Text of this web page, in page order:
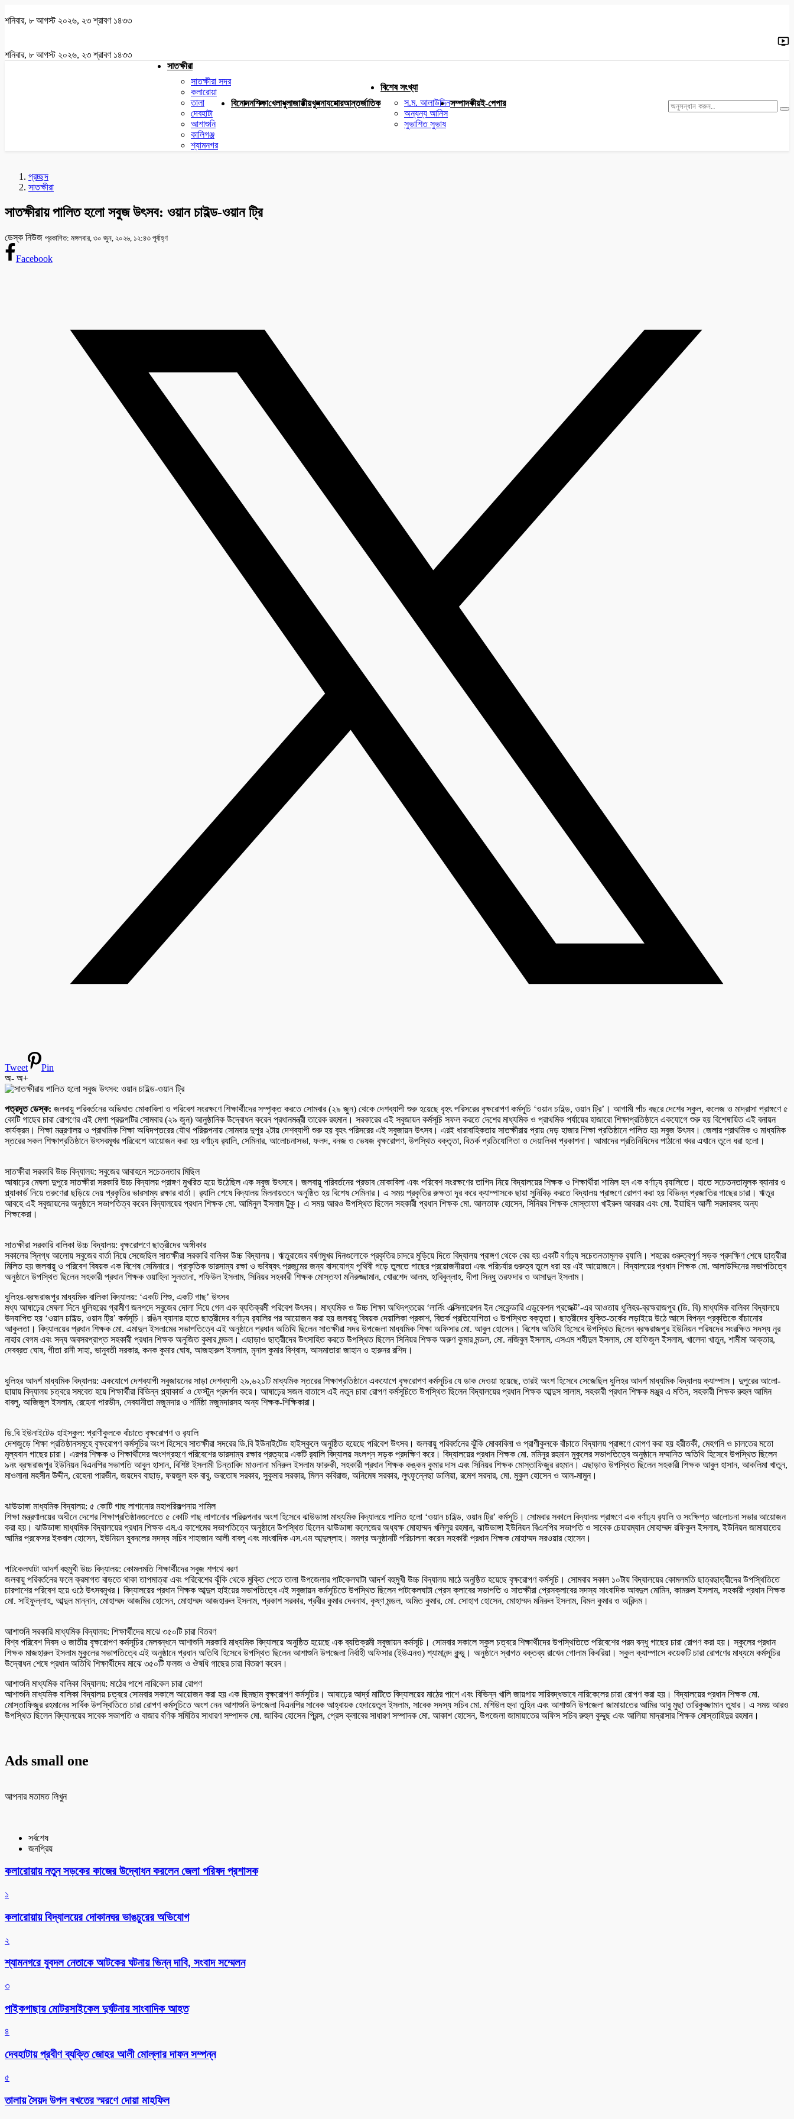
শনিবার, ৮ আগস্ট ২০২৬, ২৩ শ্রাবণ ১৪৩৩
শনিবার, ৮ আগস্ট ২০২৬, ২৩ শ্রাবণ ১৪৩৩
সাতক্ষীরা
সাতক্ষীরা সদর
কলারোয়া
তালা
দেবহাটা
আশাশুনি
কালিগঞ্জ
শ্যামনগর
বিনোদনশিক্ষাখেলাধুলাজাতীয়খুলনাযশোরআন্তর্জাতিক
বিশেষ সংখ্যা
স.ম. আলাউদ্দিন
অন্যন্য আনিস
সুভাশিত সুভাষ
সম্পাদকীয়ই-পেপার
প্রচ্ছদ
সাতক্ষীরা
সাতক্ষীরায় পালিত হলো সবুজ উৎসব: ওয়ান চাইল্ড-ওয়ান ট্রি
ডেস্ক নিউজ প্রকাশিত: মঙ্গলবার, ৩০ জুন, ২০২৬, ১২:৪৩ পূর্বাহ্ণ
Facebook
Tweet
Pin
অ- অ+
পত্রদূত ডেস্ক: জলবায়ু পরিবর্তনের অভিঘাত মোকাবিলা ও পরিবেশ সংরক্ষণে শিক্ষার্থীদের সম্পৃক্ত করতে সোমবার (২৯ জুন) থেকে দেশব্যাপী শুরু হয়েছে বৃহৎ পরিসরের বৃক্ষরোপণ কর্মসূচি ‘ওয়ান চাইল্ড, ওয়ান ট্রি’। আগামী পাঁচ বছরে দেশের স্কুল, কলেজ ও মাদ্রাসা প্রাঙ্গণে ৫
কোটি গাছের চারা রোপণের এই মেগা প্রকল্পটির সোমবার (২৯ জুন) আনুষ্ঠানিক উদ্বোধন করেন প্রধানমন্ত্রী তারেক রহমান। সরকারের এই সবুজায়ন কর্মসূচি সফল করতে দেশের মাধ্যমিক ও প্রাথমিক পর্যায়ের হাজারো শিক্ষাপ্রতিষ্ঠানে একযোগে শুরু হয় বিশেষায়িত এই বনায়ন
কার্যক্রম। শিক্ষা মন্ত্রণালয় ও প্রাথমিক শিক্ষা অধিদপ্তরের যৌথ পরিকল্পনায় সোমবার দুপুর ২টায় দেশব্যাপী শুরু হয় বৃহৎ পরিসরের এই সবুজায়ন উৎসব। এরই ধারাবাহিকতায় সাতক্ষীরায় প্রায় দেড় হাজার শিক্ষা প্রতিষ্ঠানে পালিত হয় সবুজ উৎসব। জেলার প্রাথমিক ও মাধ্যমিক
স্তরের সকল শিক্ষাপ্রতিষ্ঠানে উৎসবমূখর পরিবেশে আয়োজন করা হয় বর্ণাঢ্য র‌্যালি, সেমিনার, আলোচনাসভা, ফলদ, বনজ ও ভেষজ বৃক্ষরোপণ, উপস্থিত বক্তৃতা, বিতর্ক প্রতিযোগিতা ও দেয়ালিকা প্রকাশনা। আমাদের প্রতিনিধিদের পাঠানো খবর এখানে তুলে ধরা হলো।
সাতক্ষীরা সরকারি উচ্চ বিদ্যালয়: সবুজের আবাহনে সচেতনতার মিছিল
আষাঢ়ের মেঘলা দুপুরে সাতক্ষীরা সরকারি উচ্চ বিদ্যালয় প্রাঙ্গণ মুখরিত হয়ে উঠেছিল এক সবুজ উৎসবে। জলবায়ু পরিবর্তনের প্রভাব মোকাবিলা এবং পরিবেশ সংরক্ষণের তাগিদ নিয়ে বিদ্যালয়ের শিক্ষক ও শিক্ষার্থীরা শামিল হন এক বর্ণাঢ্য র‌্যালিতে। হাতে সচেতনতামূলক ব্যানার ও
প্ল্যাকার্ড নিয়ে তরুণেরা ছড়িয়ে দেয় প্রকৃতির ভারসাম্য রক্ষার বার্তা। র‌্যালি শেষে বিদ্যালয় মিলনায়তনে অনুষ্ঠিত হয় বিশেষ সেমিনার। এ সময় প্রকৃতির রুক্ষতা দূর করে ক্যাম্পাসকে ছায়া সুনিবিড় করতে বিদ্যালয় প্রাঙ্গণে রোপণ করা হয় বিভিন্ন প্রজাতির গাছের চারা। ঋতুর
আবহে এই সবুজায়নের অনুষ্ঠানে সভাপতিত্ব করেন বিদ্যালয়ের প্রধান শিক্ষক মো. আমিনুল ইসলাম টুকু। এ সময় আরও উপস্থিত ছিলেন সহকারী প্রধান শিক্ষক মো. আলতাফ হোসেন, সিনিয়র শিক্ষক মোস্তাফা খাইরুল আবরার এবং মো. ইয়াছিন আলী সরদারসহ অন্য
শিক্ষকেরা।
সাতক্ষীরা সরকারি বালিকা উচ্চ বিদ্যালয়: বৃক্ষরোপণে ছাত্রীদের অঙ্গীকার
সকালের স্নিগ্ধ আলোয় সবুজের বার্তা নিয়ে সেজেছিল সাতক্ষীরা সরকারি বালিকা উচ্চ বিদ্যালয়। ঋতুরাজের বর্ষণমুখর দিনগুলোকে প্রকৃতির চাদরে মুড়িয়ে দিতে বিদ্যালয় প্রাঙ্গণ থেকে বের হয় একটি বর্ণাঢ্য সচেতনতামূলক র‌্যালি। শহরের গুরুত্বপূর্ণ সড়ক প্রদক্ষিণ শেষে ছাত্রীরা
মিলিত হয় জলবায়ু ও পরিবেশ বিষয়ক এক বিশেষ সেমিনারে। প্রাকৃতিক ভারসাম্য রক্ষা ও ভবিষ্যৎ প্রজন্মের জন্য বাসযোগ্য পৃথিবী গড়ে তুলতে গাছের প্রয়োজনীয়তা এবং পরিচর্যার গুরুত্ব তুলে ধরা হয় এই আয়োজনে। বিদ্যালয়ের প্রধান শিক্ষক মো. আলাউদ্দিনের সভাপতিত্বে
অনুষ্ঠানে উপস্থিত ছিলেন সহকারী প্রধান শিক্ষক ওয়াহিদা সুলতানা, শফিউল ইসলাম, সিনিয়র সহকারী শিক্ষক মোস্তফা মনিরুজ্জামান, খোরশেদ আলম, হাবিবুল্লাহ, দীপা সিন্ধু তরফদার ও আসাদুল ইসলাম।
ধুলিহর-ব্রহ্মরাজপুর মাধ্যমিক বালিকা বিদ্যালয়: ‘একটি শিশু, একটি গাছ’ উৎসব
মধ্য আষাঢ়ের মেঘলা দিনে ধুলিহরের গ্রামীণ জনপদে সবুজের দোলা দিয়ে গেল এক ব্যতিক্রমী পরিবেশ উৎসব। মাধ্যমিক ও উচ্চ শিক্ষা অধিদপ্তরের ‘লার্নিং এক্সিলারেশন ইন সেকেন্ডারি এডুকেশন প্রজেক্ট’-এর আওতায় ধুলিহর-ব্রহ্মরাজপুর (ডি. বি) মাধ্যমিক বালিকা বিদ্যালয়ে
উদযাপিত হয় ‘ওয়ান চাইল্ড, ওয়ান ট্রি’ কর্মসূচি। রঙিন ব্যানার হাতে ছাত্রীদের বর্ণাঢ্য র‌্যালির পর আয়োজন করা হয় জলবায়ু বিষয়ক দেয়ালিকা প্রকাশ, বিতর্ক প্রতিযোগিতা ও উপস্থিত বক্তৃতা। ছাত্রীদের যুক্তি-তর্কের লড়াইয়ে উঠে আসে বিপন্ন প্রকৃতিকে বাঁচানোর
আকুলতা। বিদ্যালয়ের প্রধান শিক্ষক মো. এমাদুল ইসলামের সভাপতিত্বে এই অনুষ্ঠানে প্রধান অতিথি ছিলেন সাতক্ষীরা সদর উপজেলা মাধ্যমিক শিক্ষা অফিসার মো. আবুল হোসেন। বিশেষ অতিথি হিসেবে উপস্থিত ছিলেন ব্রহ্মরাজপুর ইউনিয়ন পরিষদের সংরক্ষিত সদস্য নূর
নাহার বেগম এবং সদ্য অবসরপ্রাপ্ত সহকারী প্রধান শিক্ষক অনুজিত কুমার মন্ডল। এছাড়াও ছাত্রীদের উৎসাহিত করতে উপস্থিত ছিলেন সিনিয়র শিক্ষক অরুণ কুমার মন্ডল, মো. নজিবুল ইসলাম, এসএম শহীদুল ইসলাম, মো হাফিজুল ইসলাম, খালেদা খাতুন, শামীমা আক্তার,
দেবব্রত ঘোষ, গীতা রানী সাহা, ভানুবতী সরকার, কনক কুমার ঘোষ, আজহারুল ইসলাম, মৃনাল কুমার বিশ্বাস, আসমাতারা জাহান ও হারুনর রশিদ।
ধুলিহর আদর্শ মাধ্যমিক বিদ্যালয়: একযোগে দেশব্যাপী সবুজায়নের সাড়া দেশব্যাপী ২৯,৬২১টি মাধ্যমিক স্তরের শিক্ষাপ্রতিষ্ঠানে একযোগে বৃক্ষরোপণ কর্মসূচির যে ডাক দেওয়া হয়েছে, তারই অংশ হিসেবে সেজেছিল ধুলিহর আদর্শ মাধ্যমিক বিদ্যালয় ক্যাম্পাস। দুপুরের আলো-
ছায়ায় বিদ্যালয় চত্বরে সমবেত হয়ে শিক্ষার্থীরা বিভিন্ন প্ল্যাকার্ড ও ফেস্টুন প্রদর্শন করে। আষাঢ়ের সজল বাতাসে এই নতুন চারা রোপণ কর্মসূচিতে উপস্থিত ছিলেন বিদ্যালয়ের প্রধান শিক্ষক আব্দুস সালাম, সহকারী প্রধান শিক্ষক মঞ্জুর এ মতিন, সহকারী শিক্ষক রুহুল আমিন
বাবলু, আজিজুল ইসলাম, রেহেনা পারভীন, দেবযানীতা মজুমদার ও শর্মিষ্ঠা মজুমদারসহ অন্য শিক্ষক-শিক্ষিকারা।
ডি.বি ইউনাইটেড হাইস্কুল: প্রাণীকুলকে বাঁচাতে বৃক্ষরোপণ ও র‌্যালি
দেশজুড়ে শিক্ষা প্রতিষ্ঠানসমূহে বৃক্ষরোপণ কর্মসূচির অংশ হিসেবে সাতক্ষীরা সদরের ডি.বি ইউনাইটেড হাইস্কুলে অনুষ্ঠিত হয়েছে পরিবেশ উৎসব। জলবায়ু পরিবর্তনের ঝুঁকি মোকাবিলা ও প্রাণীকুলকে বাঁচাতে বিদ্যালয় প্রাঙ্গণে রোপণ করা হয় হরীতকী, মেহগনি ও চালতের মতো
মূল্যবান গাছের চারা। এরপর শিক্ষক ও শিক্ষার্থীদের অংশগ্রহণে পরিবেশের ভারসাম্য রক্ষার প্রত্যয়ে একটি র‌্যালি বিদ্যালয় সংলগ্ন সড়ক প্রদক্ষিণ করে। বিদ্যালয়ের প্রধান শিক্ষক মো. মমিনুর রহমান মুকুলের সভাপতিত্বে অনুষ্ঠানে সম্মানিত অতিথি হিসেবে উপস্থিত ছিলেন
৯নং ব্রহ্মরাজপুর ইউনিয়ন বিএনপির সভাপতি আবুল হাসান, বিশিষ্ট ইসলামী চিন্তাবিদ মাওলানা মনিরুল ইসলাম ফারুকী, সহকারী প্রধান শিক্ষক কঙ্কন কুমার দাস এবং সিনিয়র শিক্ষক মোস্তাফিজুর রহমান। এছাড়াও উপস্থিত ছিলেন সহকারী শিক্ষক আবুল হাসান, আকলিমা খাতুন,
মাওলানা মহসীন উদ্দীন, রেহেনা পারভীন, জয়দেব বাছাড়, ফয়জুল হক বাবু, ভবতোষ সরকার, সুকুমার সরকার, মিলন কবিরাজ, অনিমেষ সরকার, লুৎফুন্নেছা ডালিয়া, রমেশ সরদার, মো. মুকুল হোসেন ও আল-মামুন।
ঝাউডাঙ্গা মাধ্যমিক বিদ্যালয়: ৫ কোটি গাছ লাগানোর মহাপরিকল্পনায় শামিল
শিক্ষা মন্ত্রণালয়ের অধীনে দেশের শিক্ষাপ্রতিষ্ঠানগুলোতে ৫ কোটি গাছ লাগানোর পরিকল্পনার অংশ হিসেবে ঝাউডাঙ্গা মাধ্যমিক বিদ্যালয়ে পালিত হলো ‘ওয়ান চাইল্ড, ওয়ান ট্রি’ কর্মসূচি। সোমবার সকালে বিদ্যালয় প্রাঙ্গণে এক বর্ণাঢ্য র‌্যালি ও সংক্ষিপ্ত আলোচনা সভার আয়োজন
করা হয়। ঝাউডাঙ্গা মাধ্যমিক বিদ্যালয়ের প্রধান শিক্ষক এম.এ কাশেমের সভাপতিত্বে অনুষ্ঠানে উপস্থিত ছিলেন ঝাউডাঙ্গা কলেজের অধ্যক্ষ মোহাম্মদ খলিলুর রহমান, ঝাউডাঙ্গা ইউনিয়ন বিএনপির সভাপতি ও সাবেক চেয়ারম্যান মোহাম্মদ রফিকুল ইসলাম, ইউনিয়ন জামায়াতের
আমির প্রফেসর ইকবাল হোসেন, ইউনিয়ন যুবদলের সদস্য সচিব শাহাজান আলী বাবলু এবং সাংবাদিক এস.এম আব্দুল্লাহ। সমগ্র অনুষ্ঠানটি পরিচালনা করেন সহকারী প্রধান শিক্ষক মোহাম্মদ সরওয়ার হোসেন।
পাটকেলঘাটা আদর্শ বহুমুখী উচ্চ বিদ্যালয়: কোমলমতি শিক্ষার্থীদের সবুজ শপথে বরণ
জলবায়ু পরিবর্তনের ফলে ক্রমাগত বাড়তে থাকা তাপমাত্রা এবং পরিবেশের ঝুঁকি থেকে মুক্তি পেতে তালা উপজেলার পাটকেলঘাটা আদর্শ বহুমুখী উচ্চ বিদ্যালয় মাঠে অনুষ্ঠিত হয়েছে বৃক্ষরোপণ কর্মসূচি। সোমবার সকাল ১০টায় বিদ্যালয়ের কোমলমতি ছাত্রছাত্রীদের উপস্থিতিতে
চারপাশের পরিবেশ হয়ে ওঠে উৎসবমুখর। বিদ্যালয়ের প্রধান শিক্ষক আব্দুল হাইয়ের সভাপতিত্বে এই সবুজায়ন কর্মসূচিতে উপস্থিত ছিলেন পাটকেলঘাটা প্রেস ক্লাবের সভাপতি ও সাতক্ষীরা প্রেসক্লাবের সদস্য সাংবাদিক আবদুল মোমিন, কামরুল ইসলাম, সহকারী প্রধান শিক্ষক
মো. সাইফুল্লাহ, আব্দুল মান্নান, মোহাম্মদ আজমির হোসেন, মোহাম্মদ আজহারুল ইসলাম, প্রকাশ সরকার, প্রবীর কুমার দেবনাথ, কৃষ্ণ মন্ডল, অমিত কুমার, মো. সোহাগ হোসেন, মোহাম্মদ মনিরুল ইসলাম, বিমল কুমার ও অরিন্দম।
আশাশুনি সরকারি মাধ্যমিক বিদ্যালয়: শিক্ষার্থীদের মাঝে ৩৫০টি চারা বিতরণ
বিশ্ব পরিবেশ দিবস ও জাতীয় বৃক্ষরোপণ কর্মসূচির মেলবন্ধনে আশাশুনি সরকারি মাধ্যমিক বিদ্যালয়ে অনুষ্ঠিত হয়েছে এক ব্যতিক্রমী সবুজায়ন কর্মসূচি। সোমবার সকালে স্কুল চত্বরে শিক্ষার্থীদের উপস্থিতিতে পরিবেশের পরম বন্ধু গাছের চারা রোপণ করা হয়। স্কুলের প্রধান
শিক্ষক মাজহারুল ইসলাম মুকুলের সভাপতিত্বে এই অনুষ্ঠানে প্রধান অতিথি হিসেবে উপস্থিত ছিলেন আশাশুনি উপজেলা নির্বাহী অফিসার (ইউএনও) শ্যামানন্দ কুন্ডু। অনুষ্ঠানে স্বাগত বক্তব্য রাখেন গোলাম কিবরিয়া। স্কুল ক্যাম্পাসে কয়েকটি চারা রোপণের মাধ্যমে কর্মসূচির
উদ্বোধন শেষে প্রধান অতিথি শিক্ষার্থীদের মাঝে ৩৫০টি ফলজ ও ঔষধি গাছের চারা বিতরণ করেন।
আশাশুনি মাধ্যমিক বালিকা বিদ্যালয়: মাঠের পাশে নারিকেল চারা রোপণ
আশাশুনি মাধ্যমিক বালিকা বিদ্যালয় চত্বরে সোমবার সকালে আয়োজন করা হয় এক ছিমছাম বৃক্ষরোপণ কর্মসূচির। আষাঢ়ের আর্দ্র মাটিতে বিদ্যালয়ের মাঠের পাশে এবং বিভিন্ন খালি জায়গায় সারিবদ্ধভাবে নারিকেলের চারা রোপণ করা হয়। বিদ্যালয়ের প্রধান শিক্ষক মো.
মোস্তাফিজুর রহমানের সার্বিক উপস্থিতিতে চারা রোপণ কর্মসূচিতে অংশ নেন আশাশুনি উপজেলা বিএনপির সাবেক আহ্বায়ক হেদায়েতুল ইসলাম, সাবেক সদস্য সচিব মো. মশিউল হুদা তুহিন এবং আশাশুনি উপজেলা জামায়াতের আমির আবু মুছা তারিকুজ্জামান তুষার। এ সময় আরও
উপস্থিত ছিলেন বিদ্যালয়ের সাবেক সভাপতি ও বাজার বণিক সমিতির সাধারণ সম্পাদক মো. জাকির হোসেন প্রিন্স, প্রেস ক্লাবের সাধারণ সম্পাদক মো. আকাশ হোসেন, উপজেলা জামায়াতের অফিস সচিব রুহুল কুদ্দুছ এবং আলিয়া মাদ্রাসার শিক্ষক মোস্তাহিদুর রহমান।
Ads small one
আপনার মতামত লিখুন
সর্বশেষ
জনপ্রিয়
কলারোয়ায় নতুন সড়কের কাজের উদ্বোধন করলেন জেলা পরিষদ প্রশাসক
১
কলারোয়ায় বিদ্যালয়ের দোকানঘর ভাঙচুরের অভিযোগ
২
শ্যামনগরে যুবদল নেতাকে আটকের ঘটনায় ভিন্ন দাবি, সংবাদ সম্মেলন
৩
পাইকগাছায় মোটরসাইকেল দুর্ঘটনায় সাংবাদিক আহত
৪
দেবহাটায় প্রবীণ ব্যক্তি জোহর আলী মোল্লার দাফন সম্পন্ন
৫
তালায় সৈয়দ উপল বখতের স্মরণে দোয়া মাহফিল